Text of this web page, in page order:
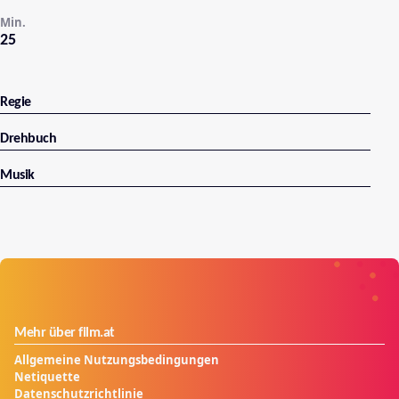
25
Min.
Regie
Drehbuch
Musik
Mehr über film.at
Allgemeine Nutzungsbedingungen
Netiquette
Datenschutzrichtlinie